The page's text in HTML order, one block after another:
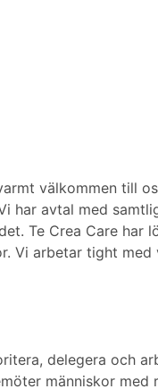
välkommen till
har avtal med
Te Crea Care har
Vi arbetar tight med
delegera och
människor med